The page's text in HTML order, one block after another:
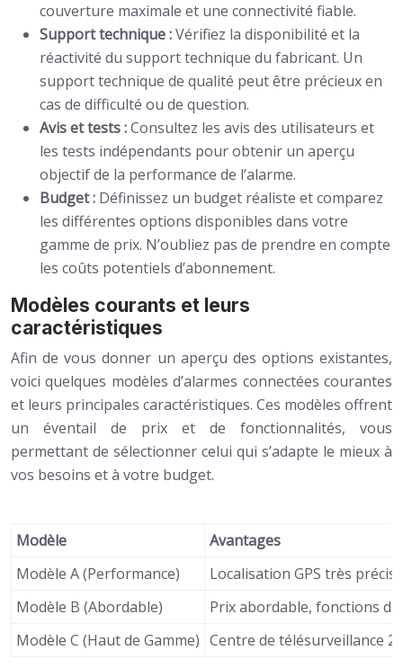
couverture maximale et une connectivité fiable.
Support technique :Vérifiez la disponibilité et la
réactivité du support technique du fabricant. Un
support technique de qualité peut être précieux en
cas de difficulté ou de question.
Avis et tests :Consultez les avis des utilisateurs et
les tests indépendants pour obtenir un aperçu
objectif de la performance de l’alarme.
Budget : Définissez un budget réaliste et comparez
les différentes options disponibles dans votre
gamme de prix. N’oubliez pas de prendre en compte
les coûts potentiels d’abonnement.
Modèles courants et leurs
caractéristiques
Afin de vous donner un aperçu des options existantes,
voici quelques modèles d’alarmes connectées courantes
et leurs principales caractéristiques. Ces modèles offrent
un éventail de prix et de fonctionnalités, vous
permettant de sélectionner celui qui s’adapte le mieux à
vos besoins et à votre budget.
Modèle
Avantages
Modèle A (Performance)
Localisation GPS très
Modèle B (Abordable)
Prix abordable, fonctions
Modèle C (Haut de Gamme) Centre de télésurveillance